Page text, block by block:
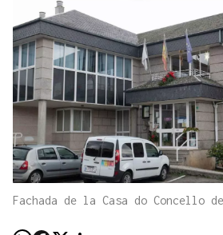
Fachada de la Casa do Concello